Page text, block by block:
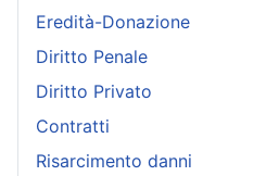
Eredità-Donazione
Diritto Penale
Diritto Privato
Contratti
Risarcimento danni